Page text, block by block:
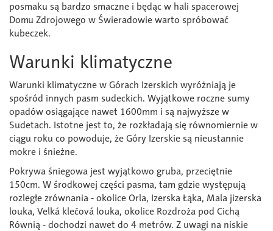
posmaku są bardzo smaczne i będąc w hali spacerowej
Domu Zdrojowego w Świeradowie warto spróbować
kubeczek.
Warunki klimatyczne
Warunki klimatyczne w Górach Izerskich wyróżniają je
spośród innych pasm sudeckich. Wyjątkowe roczne sumy
opadów osiągające nawet 1600mm i są najwyższe w
Sudetach. Istotne jest to, że rozkładają się równomiernie w
ciągu roku co powoduje, że Góry Izerskie są nieustannie
mokre i śnieżne.
Pokrywa śniegowa jest wyjątkowo gruba, przeciętnie
150cm. W środkowej części pasma, tam gdzie występują
rozległe zrównania - okolice Orla, Izerska Łąka, Mala jizerska
louka, Velká klečová louka, okolice Rozdroża pod Cichą
Równią - dochodzi nawet do 4 metrów. Z uwagi na niskie